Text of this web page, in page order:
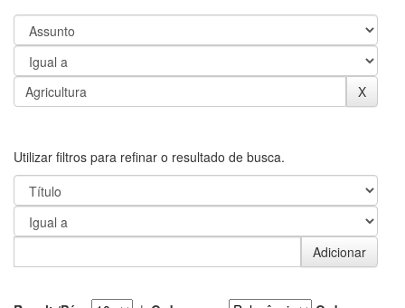
Utilizar filtros para refinar o resultado de busca.